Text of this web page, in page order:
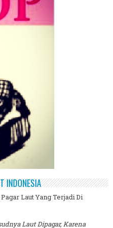
INDONESIA
Laut Yang Terjadi Di
Laut Dipagar, Karena